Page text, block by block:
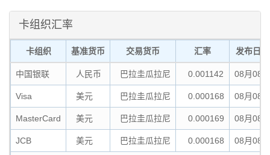
卡组织汇率
卡组织 基准货币 交易货币 汇率 发布日期
中国银联 人民币 巴拉圭瓜拉尼 0.001142 08月08日
Visa 美元 巴拉圭瓜拉尼 0.000168 08月08日
MasterCard 美元 巴拉圭瓜拉尼 0.000169 08月08日
JCB 美元 巴拉圭瓜拉尼 0.000168 08月08日